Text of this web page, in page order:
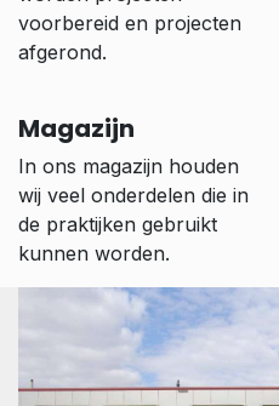
voorbereid en projecten
afgerond.
Magazijn
In ons magazijn houden
wij veel onderdelen die in
de praktijken gebruikt
kunnen worden.